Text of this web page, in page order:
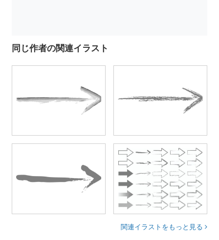
同じ作者の関連イラスト
関連イラストをもっと見る